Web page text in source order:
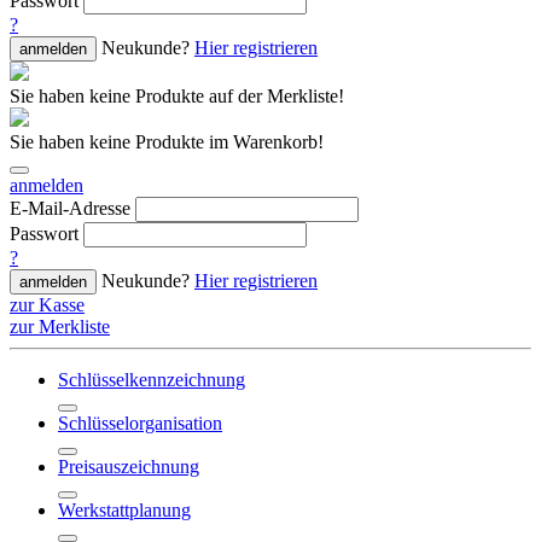
?
anmelden Neukunde? Hier registrieren
Sie haben keine Produkte auf der Merkliste!
Sie haben keine Produkte im Warenkorb!
anmelden
E-Mail-Adresse
Passwort
?
anmelden Neukunde? Hier registrieren
zur Kasse
zur Merkliste
Schlüsselkennzeichnung
Schlüsselorganisation
Preisauszeichnung
Werkstattplanung